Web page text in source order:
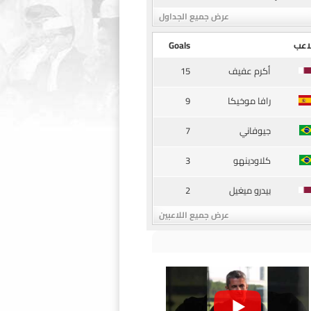
عرض جميع الجداول
Goals
أكرم عفيف
15
رافا موخيكا
9
جيوفاني
7
كلاودينهو
3
بيدرو ميغيل
2
عرض جميع اللاعبين